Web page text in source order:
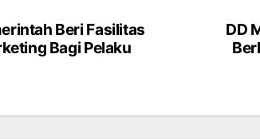
DD
Beri Fasilitas
Bagi Pelaku